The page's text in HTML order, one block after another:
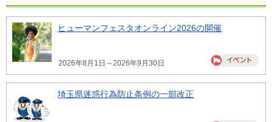
ヒューマンフェスタオンライン2026の開催
2026年8月1日～2026年9月30日
埼玉県迷惑行為防止条例の一部改正